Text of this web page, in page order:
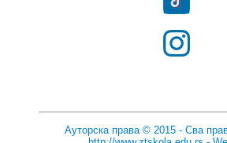
Ауторска права © 2015 - Сва